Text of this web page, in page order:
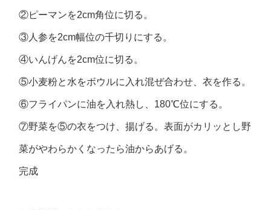
②ピーマンを2cm角位に切る。
③人参を2cm幅位の千切りにする。
④いんげんを2cm位に切る。
⑤小麦粉と水をボウルに入れ混ぜ合わせ、衣を作る。
⑥フライパンに油を入れ熱し、180℃位にする。
⑦野菜を⑤の衣をつけ、揚げる。表面がカリッとし野
菜がやわらかくなったら油からあげる。
完成